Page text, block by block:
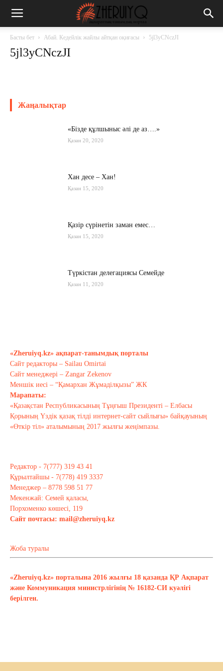
Басты бет Абай. Кедейлік жайлы айтқан оқиғасы 5jl3yCNczJI
5jl3yCNczJI
Жаңалықтар
«Бізде құлшыныс әлі де аз….»
Қазан 20, 2020
Хан десе – Хан!
Қазан 15, 2020
Қазір сүрінетін заман емес…
Қазан 15, 2020
Түркістан делегациясы Семейде
Қазан 11, 2020
Тағы оқу
«Zheruiyq.kz» ақпарат-танымдық порталы
Сайт редакторы – Sailau Omirtai
Сайт менеджері – Zangar Zekenov
Меншік иесі – “Қамархан Жұмаділқызы” ЖК
Марапаты:
«Қазақстан Республикасының Тұңғыш Президенті – Елбасы
Қорының Үздік қазақ тілді интернет-сайт сыйлығы» байқауының
«Өткір тіл» аталымының 2017 жылғы жеңімпазы.
Редактор - 7(777) 319 43 41
Құрылтайшы - 7(778) 419 3337
Менеджер – 8778 598 51 77
Мекенжай: Семей қаласы,
Порхоменко көшесі, 119
Сайт почтасы: mail@zheruiyq.kz
Жоба туралы
«Zheruiyq.kz» порталына 2016 жылғы 18 қазанда ҚР Ақпарат
және Коммуникация министрлігінің № 16182-СИ куәлігі
берілген.